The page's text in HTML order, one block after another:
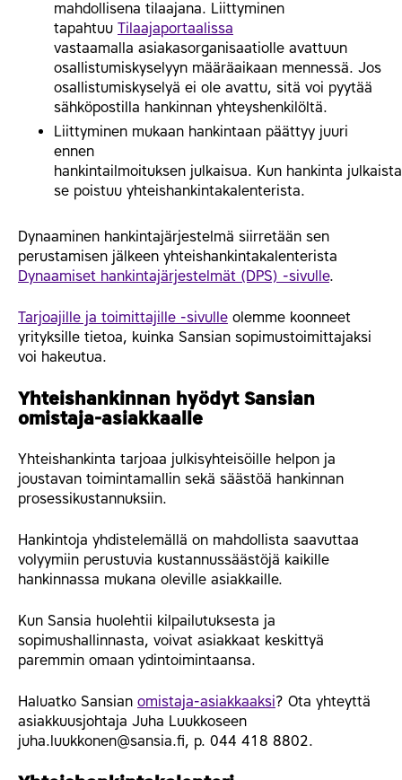
mahdollisena tilaajana. Liittyminen
tapahtuu Tilaajaportaalissa
vastaamalla asiakasorganisaatiolle avattuun
osallistumiskyselyyn määräaikaan mennessä. Jos
osallistumiskyselyä ei ole avattu, sitä voi pyytää
sähköpostilla hankinnan yhteyshenkilöltä.
Liittyminen mukaan hankintaan päättyy juuri
ennen
hankintailmoituksen julkaisua. Kun hankinta
se poistuu yhteishankintakalenterista.
Dynaaminen hankintajärjestelmä siirretään sen
perustamisen jälkeen yhteishankintakalenterista
Dynaamiset hankintajärjestelmät (DPS) -sivulle.
Tarjoajille ja toimittajille -sivulle olemme koonneet
yrityksille tietoa, kuinka Sansian sopimustoimittajaksi
voi hakeutua.
Yhteishankinnan hyödyt Sansian
omistaja-asiakkaalle
Yhteishankinta tarjoaa julkisyhteisöille helpon ja
joustavan toimintamallin sekä säästöä hankinnan
prosessikustannuksiin.
Hankintoja yhdistelemällä on mahdollista saavuttaa
volyymiin perustuvia kustannussäästöjä kaikille
hankinnassa mukana oleville asiakkaille.
Kun Sansia huolehtii kilpailutuksesta ja
sopimushallinnasta, voivat asiakkaat keskittyä
paremmin omaan ydintoimintaansa.
Haluatko Sansian omistaja-asiakkaaksi? Ota yhteyttä
asiakkuusjohtaja Juha Luukkoseen
juha.luukkonen@sansia.fi, p. 044 418 8802.